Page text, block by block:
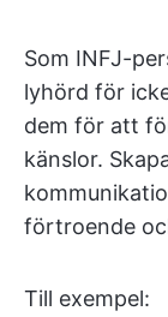
Som INFJ-
lyhörd för
dem för att
känslor.
förtroende
Till exempel: